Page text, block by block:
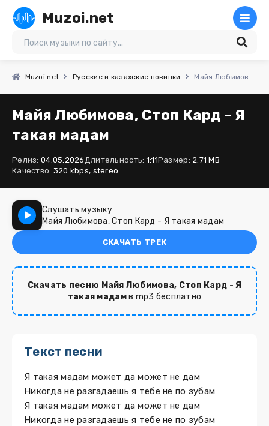
Muzoi.net
Muzoi.net Русские и казахские новинки Майя Любимова, Стоп Кард - Я такая мадам
Майя Любимова, Стоп Кард - Я
такая мадам
Релиз: 04.05.2026Длительность: 1:11Размер: 2.71 MB
Качество: 320 kbps, stereo
Слушать музыку
Майя Любимова, Стоп Кард - Я такая мадам
СКАЧАТЬ ТРЕК
Скачать песню Майя Любимова, Стоп Кард - Я
такая мадамв mp3 бесплатно
Текст песни
Я такая мадам может да может не дам
Никогда не разгадаешь я тебе не по зубам
Я такая мадам может да может не дам
Никогда не разгадаешь я тебе не по зубам